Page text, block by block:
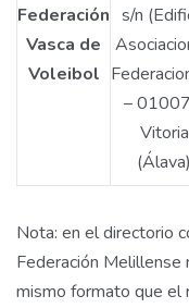
Federación
Vasca de
Voleibol
s/n
–
Vitoria
(Álava)
Nota: en el directorio
Federación
mismo formato que el